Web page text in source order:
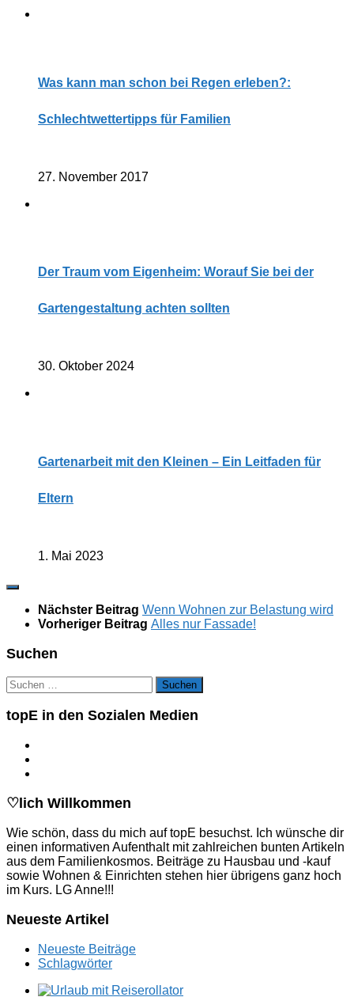
Was kann man schon bei Regen erleben?:
Schlechtwettertipps für Familien
27. November 2017
Der Traum vom Eigenheim: Worauf Sie bei der
Gartengestaltung achten sollten
30. Oktober 2024
Gartenarbeit mit den Kleinen – Ein Leitfaden für
Eltern
1. Mai 2023
Nächster Beitrag Wenn Wohnen zur Belastung wird
Vorheriger Beitrag Alles nur Fassade!
Suchen
Suchen
nach:
topE in den Sozialen Medien
♡lich Willkommen
Wie schön, dass du mich auf topE besuchst. Ich wünsche dir
einen informativen Aufenthalt mit zahlreichen bunten Artikeln
aus dem Familienkosmos. Beiträge zu Hausbau und -kauf
sowie Wohnen & Einrichten stehen hier übrigens ganz hoch
im Kurs. LG Anne!!!
Neueste Artikel
Neueste Beiträge
Schlagwörter